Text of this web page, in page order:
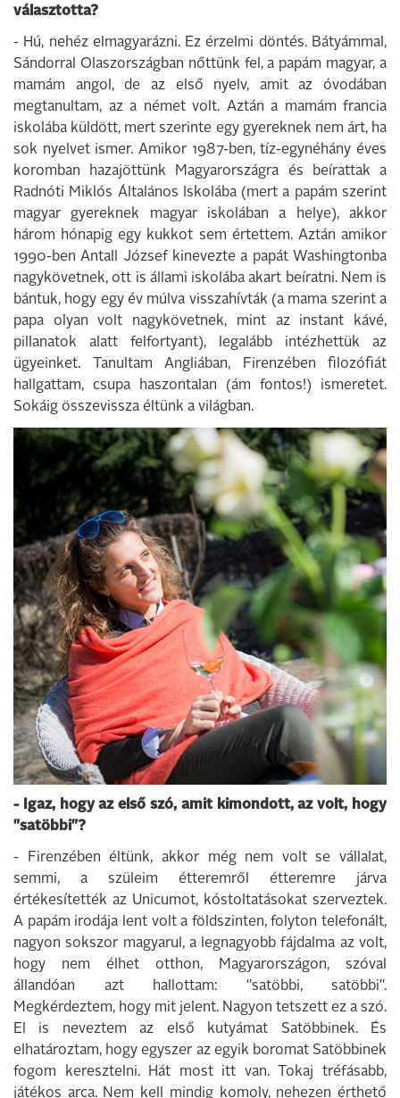
választotta?
- Hú, nehéz elmagyarázni. Ez érzelmi döntés. Bátyámmal,
Sándorral Olaszországban nőttünk fel, a papám magyar, a
mamám angol, de az első nyelv, amit az óvodában
megtanultam, az a német volt. Aztán a mamám francia
iskolába küldött, mert szerinte egy gyereknek nem árt, ha
sok nyelvet ismer. Amikor 1987-ben, tíz-egynéhány éves
koromban hazajöttünk Magyarországra és beírattak a
Radnóti Miklós Általános Iskolába (mert a papám szerint
magyar gyereknek magyar iskolában a helye), akkor
három hónapig egy kukkot sem értettem. Aztán amikor
1990-ben Antall József kinevezte a papát Washingtonba
nagykövetnek, ott is állami iskolába akart beíratni. Nem is
bántuk, hogy egy év múlva visszahívták (a mama szerint a
papa olyan volt nagykövetnek, mint az instant kávé,
pillanatok alatt felfortyant), legalább intézhettük az
ügyeinket. Tanultam Angliában, Firenzében filozófiát
hallgattam, csupa haszontalan (ám fontos!) ismeretet.
Sokáig összevissza éltünk a világban.
- Igaz, hogy az első szó, amit kimondott, az volt, hogy
"satöbbi"?
- Firenzében éltünk, akkor még nem volt se vállalat,
semmi, a szüleim étteremről étteremre járva
értékesítették az Unicumot, kóstoltatásokat szerveztek.
A papám irodája lent volt a földszinten, folyton telefonált,
nagyon sokszor magyarul, a legnagyobb fájdalma az volt,
hogy nem élhet otthon, Magyarországon, szóval
állandóan azt hallottam: "satöbbi, satöbbi".
Megkérdeztem, hogy mit jelent. Nagyon tetszett ez a szó.
El is neveztem az első kutyámat Satöbbinek. És
elhatároztam, hogy egyszer az egyik boromat Satöbbinek
fogom keresztelni. Hát most itt van. Tokaj tréfásabb,
játékos arca. Nem kell mindig komoly, nehezen érthető